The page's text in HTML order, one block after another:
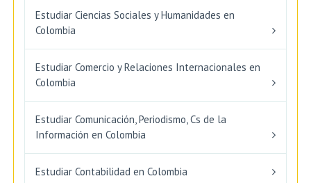
Estudiar Ciencias Sociales y Humanidades en
Colombia
Estudiar Comercio y Relaciones Internacionales en
Colombia
Estudiar Comunicación, Periodismo, Cs de la
Información en Colombia
Estudiar Contabilidad en Colombia